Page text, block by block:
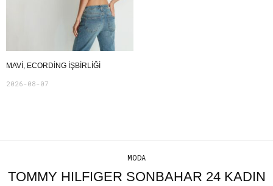
MAVI, ECORDING IŞBIRLIĞI
2026-08-07
MODA
TOMMY HILFIGER SONBAHAR 24 KADIN